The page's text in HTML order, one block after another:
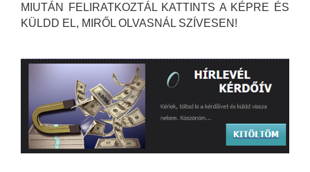
MIUTÁN FELIRATKOZTÁL KATTINTS A KÉPRE ÉS
KÜLDD EL, MIRŐL OLVASNÁL SZÍVESEN!